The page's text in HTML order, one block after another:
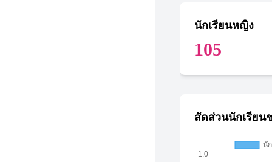
นักเรียนหญิง
105
สัดส่วนนักเรียน